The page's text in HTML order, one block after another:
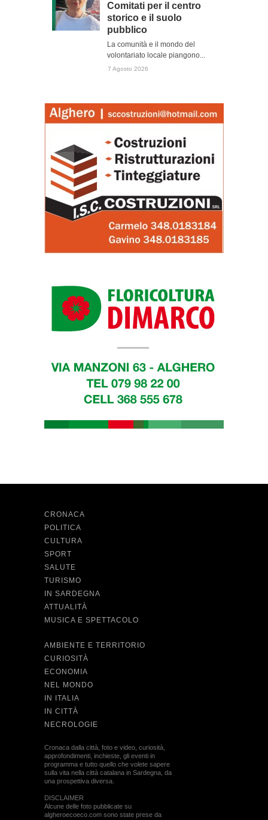
Comitati per il centro
storico e il suolo
pubblico
La comunità e il mondo del
volontariato locale piangono...
7 Agosto 2026
CRONACA
POLITICA
CULTURA
SPORT
SALUTE
TURISMO
IN SARDEGNA
ATTUALITÀ
MUSICA E SPETTACOLO
AMBIENTE E TERRITORIO
CURIOSITÀ
ECONOMIA
NEL MONDO
IN ITALIA
IN CITTÀ
NECROLOGIE
Cronaca dalla città, foto e video, curiosità,
approfondimenti, inchieste, gli eventi in
programma e tutto quello che volete sapere
sulla vita nella città catalana in Sardegna, da
una prospettiva diversa.
DISCLAIMER
Alcune delle foto pubblicate su
algheroecoeco.com sono state prese da